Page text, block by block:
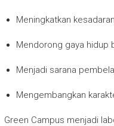
Meningkatkan
Mendorong gaya hidup
Menjadi sarana
Mengembangkan
Green Campus menjadi